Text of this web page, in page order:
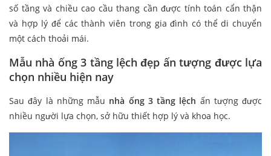
số tầng và chiều cao cầu thang cần được tính toán cẩn thận
và hợp lý để các thành viên trong gia đình có thể di chuyển
một cách thoải mái.
Mẫu nhà ống 3 tầng lệch đẹp ấn tượng được lựa
chọn nhiều hiện nay
Sau đây là những mẫu nhà ống 3 tầng lệch ấn tượng được
nhiều người lựa chọn, sở hữu thiết hợp lý và khoa học.